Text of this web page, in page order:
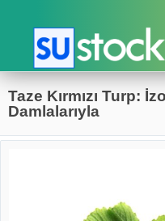
Taze Kırmızı Turp:
Damlalarıyla